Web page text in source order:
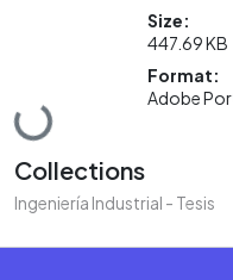
Loading...
Size:
447.69 KB
Format:
Adobe
Collections
Ingeniería Industrial - Tesis